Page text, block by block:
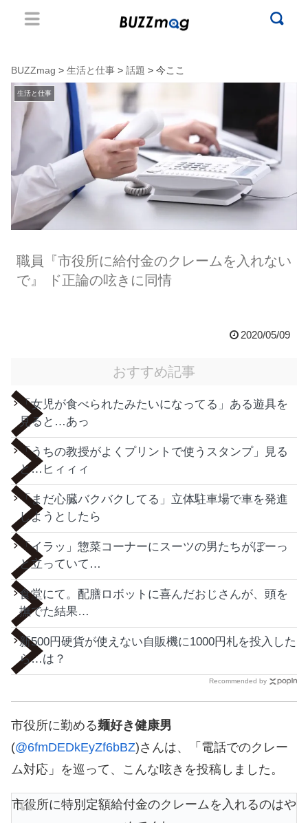
BUZZmag > 生活と仕事 > 話題 > 今ここ
生活と仕事
職員『市役所に給付金のクレームを入れない
で』 ド正論の呟きに同情
2020/05/09
おすすめ記事
「女児が食べられたみたいになってる」ある遊具を
見ると…あっ
「うちの教授がよくプリントで使うスタンプ」見る
と…ヒィィィ
「まだ心臓バクバクしてる」立体駐車場で車を発進
しようとしたら
「イラッ」惣菜コーナーにスーツの男たちがぼーっ
と立っていて…
食堂にて。配膳ロボットに喜んだおじさんが、頭を
撫でた結果…
新500円硬貨が使えない自販機に1000円札を投入した
ら…は？
Recommended by
市役所に勤める麺好き健康男
(@6fmDEDkEyZf6bBZ)さんは、「電話でのクレー
ム対応」を巡って、こんな呟きを投稿しました。
市役所に特別定額給付金のクレームを入れるのはや